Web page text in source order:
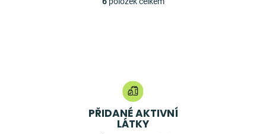
O
í
p
r
v
k
PŘIDANÉ AKTIVNÍ
LÁTKY